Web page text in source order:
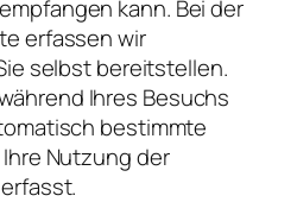
kann. Bei der
erfassen wir
selbst bereitstellen.
Ihres Besuchs
bestimmte
Nutzung der